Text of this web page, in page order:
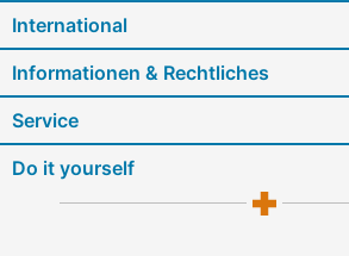
International
Informationen & Rechtliches
Service
Do it yourself